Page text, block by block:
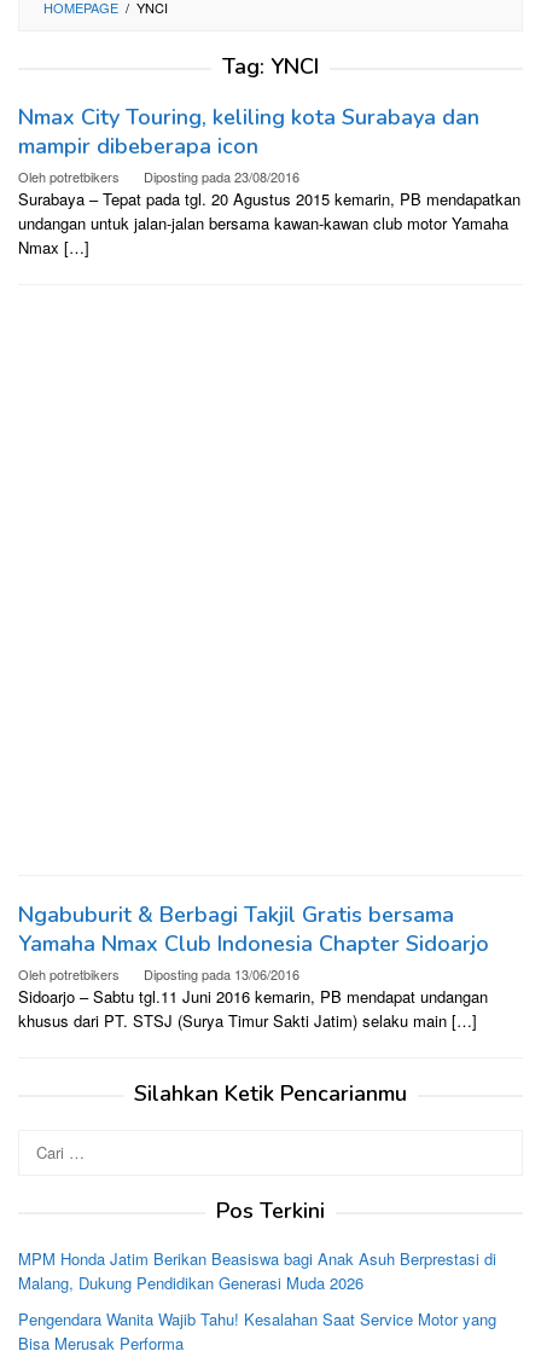
HOMEPAGE / YNCI
Tag: YNCI
Nmax City Touring, keliling kota Surabaya dan
mampir dibeberapa icon
Olehpotretbikers Diposting pada23/08/2016
Surabaya – Tepat pada tgl. 20 Agustus 2015 kemarin, PB mendapatkan
undangan untuk jalan-jalan bersama kawan-kawan club motor Yamaha
Nmax […]
Ngabuburit & Berbagi Takjil Gratis bersama
Yamaha Nmax Club Indonesia Chapter Sidoarjo
Olehpotretbikers Diposting pada 13/06/2016
Sidoarjo – Sabtu tgl.11 Juni 2016 kemarin, PB mendapat undangan
khusus dari PT. STSJ (Surya Timur Sakti Jatim) selaku main […]
Silahkan Ketik Pencarianmu
untuk:
Pos Terkini
MPM Honda Jatim Berikan Beasiswa bagi Anak Asuh Berprestasi di
Malang, Dukung Pendidikan Generasi Muda 2026
Pengendara Wanita Wajib Tahu! Kesalahan Saat Service Motor yang
Bisa Merusak Performa